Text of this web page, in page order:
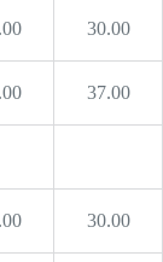
30.00
37.00
30.00